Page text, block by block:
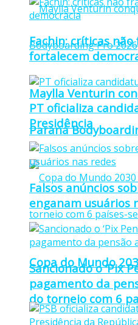
Maylla Venturin
Paraná
Copa do Mundo
do torneio com 6
Fachin: críticas não
fortalecem
PT oficializa
Presidência
Falsos anúncios
enganam usuários
Sancionado o ‘Pix
pagamento da